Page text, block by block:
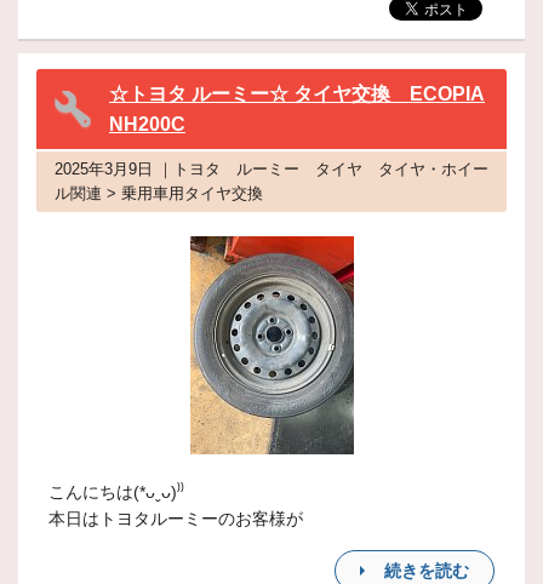
☆トヨタ ルーミー☆ タイヤ交換 ECOPIA
NH200C
2025年3月9日 ｜トヨタ ルーミー タイヤ タイヤ・ホイー
ル関連 > 乗用車用タイヤ交換
こんにちは(*ᴗˬᴗ)⁾⁾
本日はトヨタルーミーのお客様が
続きを読む